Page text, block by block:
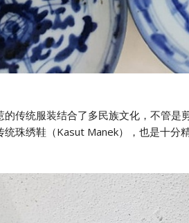
的传统服装结合了多民族文化，不管是
统珠绣鞋（Kasut Manek），也是十分